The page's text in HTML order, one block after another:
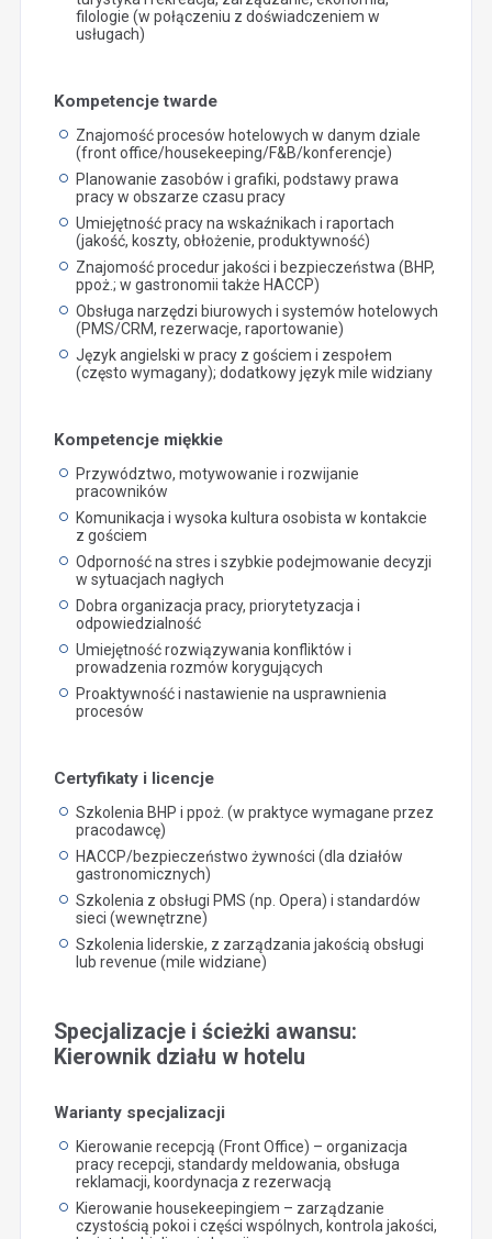
filologie (w połączeniu z doświadczeniem w
usługach)
Kompetencje twarde
Znajomość procesów hotelowych w danym dziale
(front office/housekeeping/F&B/konferencje)
Planowanie zasobów i grafiki, podstawy prawa
pracy w obszarze czasu pracy
Umiejętność pracy na wskaźnikach i raportach
(jakość, koszty, obłożenie, produktywność)
Znajomość procedur jakości i bezpieczeństwa (BHP,
ppoż.; w gastronomii także HACCP)
Obsługa narzędzi biurowych i systemów hotelowych
(PMS/CRM, rezerwacje, raportowanie)
Język angielski w pracy z gościem i zespołem
(często wymagany); dodatkowy język mile widziany
Kompetencje miękkie
Przywództwo, motywowanie i rozwijanie
pracowników
Komunikacja i wysoka kultura osobista w kontakcie
z gościem
Odporność na stres i szybkie podejmowanie decyzji
w sytuacjach nagłych
Dobra organizacja pracy, priorytetyzacja i
odpowiedzialność
Umiejętność rozwiązywania konfliktów i
prowadzenia rozmów korygujących
Proaktywność i nastawienie na usprawnienia
procesów
Certyfikaty i licencje
Szkolenia BHP i ppoż. (w praktyce wymagane przez
pracodawcę)
HACCP/bezpieczeństwo żywności (dla działów
gastronomicznych)
Szkolenia z obsługi PMS (np. Opera) i standardów
sieci (wewnętrzne)
Szkolenia liderskie, z zarządzania jakością obsługi
lub revenue (mile widziane)
Specjalizacje i ścieżki awansu:
Kierownik działu w hotelu
Warianty specjalizacji
Kierowanie recepcją (Front Office) – organizacja
pracy recepcji, standardy meldowania, obsługa
reklamacji, koordynacja z rezerwacją
Kierowanie housekeepingiem – zarządzanie
czystością pokoi i części wspólnych, kontrola jakości,